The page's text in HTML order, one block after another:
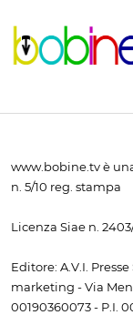
www.bobine.tv è
n. 5/10 reg. stampa
Licenza Siae n.
Editore: A.V.I.
marketing - Via
00190360073 - P.I.